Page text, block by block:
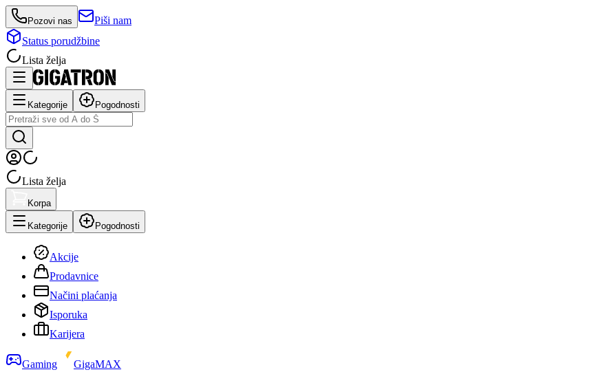
Pozovi nas
Piši nam
Status porudžbine
Lista želja
Kategorije Pogodnosti
Lista želja
Korpa
Kategorije Pogodnosti
Akcije
Prodavnice
Načini plaćanja
Isporuka
Karijera
Gaming
GigaMAX